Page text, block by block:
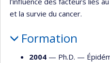
et la survie du cancer.
Formation
2004 — Ph.D. —